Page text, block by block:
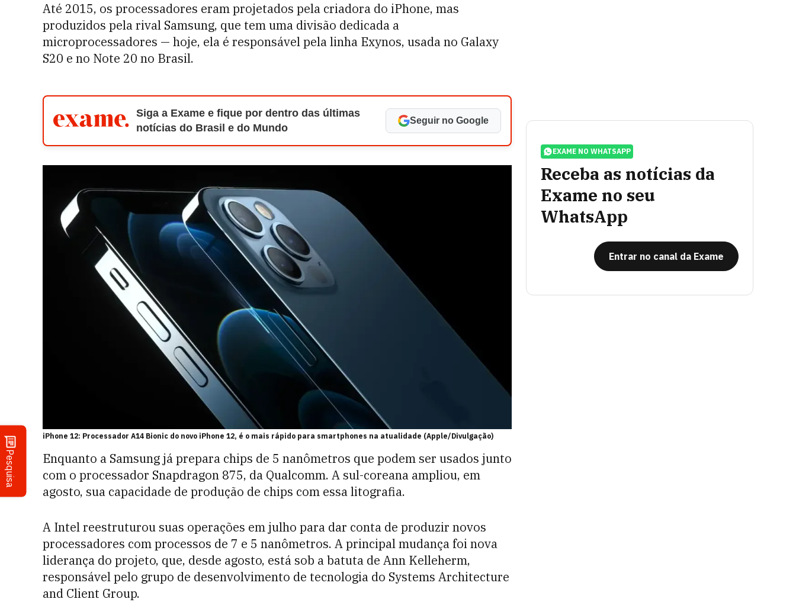
Pesquisa
Até 2015, os processadores eram projetados pela criadora do iPhone, mas
produzidos pela rival Samsung, que tem uma divisão dedicada a
microprocessadores — hoje, ela é responsável pela linha Exynos, usada no Galaxy
S20 e no Note 20 no Brasil.
Siga a Exame e fique por dentro das últimas
notícias do Brasil e do Mundo
Seguir no Google
iPhone 12: Processador A14 Bionic do novo iPhone 12, é o mais rápido para smartphones na atualidade (Apple/Divulgação)
Enquanto a Samsung já prepara chips de 5 nanômetros que podem ser usados junto
com o processador Snapdragon 875, da Qualcomm. A sul-coreana ampliou, em
agosto, sua capacidade de produção de chips com essa litografia.
A Intel reestruturou suas operações em julho para dar conta de produzir novos
processadores com processos de 7 e 5 nanômetros. A principal mudança foi nova
liderança do projeto, que, desde agosto, está sob a batuta de Ann Kelleherm,
responsável pelo grupo de desenvolvimento de tecnologia do Systems Architecture
and Client Group.
EXAME NO WHATSAPP
Receba as notícias da
Exame no seu
WhatsApp
Entrar no canal da Exame